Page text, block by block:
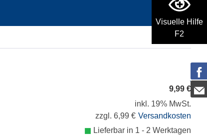
Visuelle Hilfe
F2
9,99 €
inkl. 19% MwSt.
zzgl. 6,99 € Versandkosten
Lieferbar in 1 - 2 Werktagen